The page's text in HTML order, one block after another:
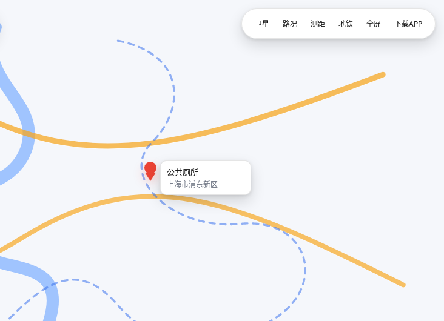
公共厕所
上海市浦东新区
卫星 路况 测距 地铁 全屏 下载APP